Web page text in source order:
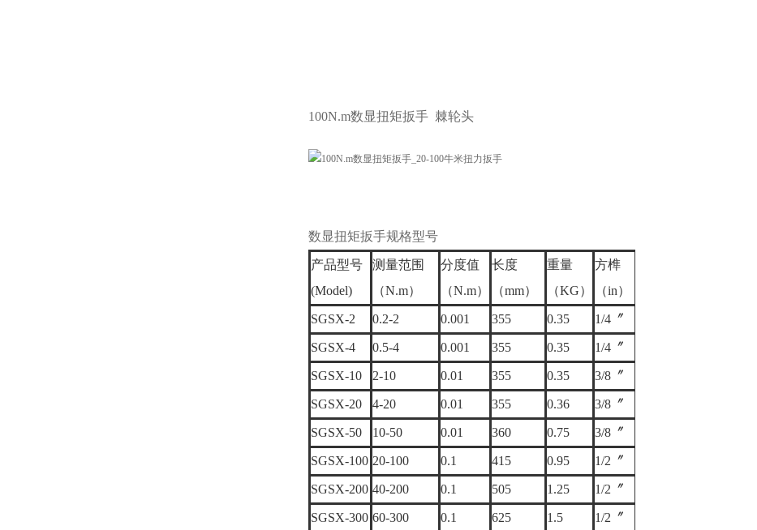
100N.m数显扭矩扳手 棘轮头
数显扭矩扳手规格型号
产品型号
(Model)
测量范围
（N.m）
分度值
（N.m）
长度
（mm）
重量
（KG）
方榫
（in）
SGSX-2 0.2-2 0.001 355 0.35 1/4〞
SGSX-4 0.5-4 0.001 355 0.35 1/4〞
SGSX-10 2-10 0.01 355 0.35 3/8〞
SGSX-20 4-20 0.01 355 0.36 3/8〞
SGSX-50 10-50 0.01 360 0.75 3/8〞
SGSX-100 20-100 0.1 415 0.95 1/2〞
SGSX-200 40-200 0.1 505 1.25 1/2〞
SGSX-300 60-300 0.1 625 1.5 1/2〞